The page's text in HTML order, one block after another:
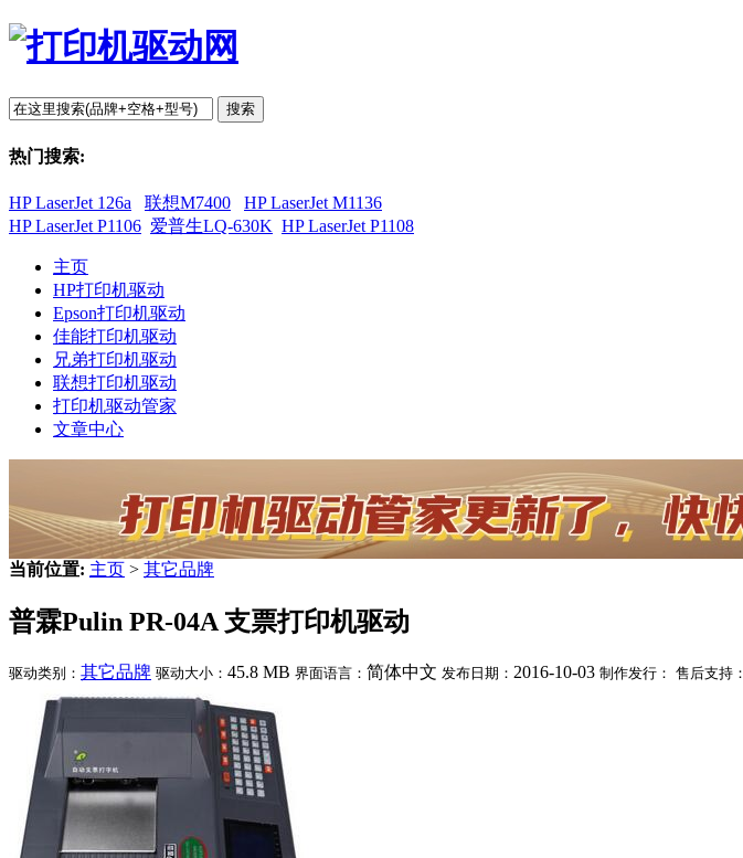
搜索
热门搜索:
HP LaserJet 126a 联想M7400
HP LaserJet M1136
HP LaserJet P1106 爱普生LQ-630K HP LaserJet P1108
主页
HP打印机驱动
Epson打印机驱动
佳能打印机驱动
兄弟打印机驱动
联想打印机驱动
打印机驱动管家
文章中心
当前位置: 主页 > 其它品牌
普霖Pulin PR-04A 支票打印机驱动
驱动类别： 其它品牌 驱动大小： 45.8 MB 界面语言： 简体中文 发布日期： 2016-10-03 制作发行： 售后支持：